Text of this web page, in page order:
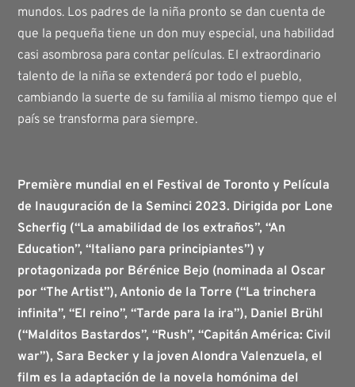
mundos. Los padres de la niña pronto se dan cuenta de
que la pequeña tiene un don muy especial, una habilidad
casi asombrosa para contar películas. El extraordinario
talento de la niña se extenderá por todo el pueblo,
cambiando la suerte de su familia al mismo tiempo que el
país se transforma para siempre.
Première mundial en el Festival de Toronto y Película
de Inauguración de la Seminci 2023. Dirigida por Lone
Scherfig (“La amabilidad de los extraños”, “An
Education”, “Italiano para principiantes”) y
protagonizada por Bérénice Bejo (nominada al Oscar
por “The Artist”), Antonio de la Torre (“La trinchera
infinita”, “El reino”, “Tarde para la ira”), Daniel Brühl
(“Malditos Bastardos”, “Rush”, “Capitán América: Civil
war”), Sara Becker y la joven Alondra Valenzuela, el
film es la adaptación de la novela homónima del